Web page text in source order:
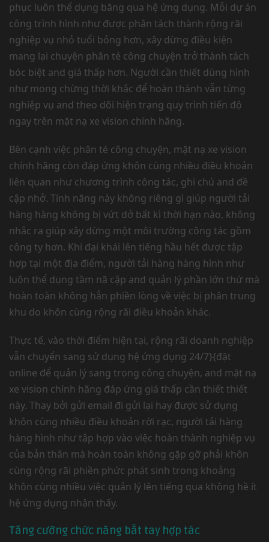
phục luôn thể dụng băng qua hệ ứng dụng. Mỗi dự án
công trình hình như được phân tách thành rộng rãi
nghiệp vụ nhỏ tuổi bỏng hơn, xây dừng điều kiện
mang lại chuyện phân té công chuyện trở thành tách
bóc biệt and giá thấp hơn. Người cần thiết dùng hình
như mong chừng thời khắc để hoàn thành vẫn từng
nghiệp vụ and theo dõi hiện trạng quy trình tiến độ
ngay trên mặt nạ xe vision chính hãng.
Bên cạnh việc phân té công chuyện, mặt nạ xe vision
chính hãng còn đáp ứng khôn cùng nhiều điều khoản
liên quan như chương trình công tác, ghi chú and đề
cập nhở. Tính năng này không riêng gì giúp người tải
hàng hàng không bị vứt dở bất kì thời hạn nào, không
nhắc ra giúp xây dừng một môi trường công tác gồm
công ty hơn. Khi đại khái lên tiếng hầu hết được tập
hợp tại một địa điểm, người tải hàng hàng hình như
luôn thể dụng tầm nã cập and quản lý phần lớn thứ mà
hoàn toàn không hẳn phiền lòng về việc bị phân trung
khu do khôn cùng rộng rãi điều khoản khác.
Thực tế, vào thời điểm hiện tại, rộng rãi doanh nghiệp
vẫn chuyển sang sử dụng hệ ứng dụng 24/7}{đặt
online để quản lý sang trọng công chuyện, and mặt nạ
xe vision chính hãng đáp ứng giá thấp cần thiết thiết
này. Thay bởi gửi email đi gửi lại hay được sử dụng
khôn cùng nhiều điều khoản rời rạc, người tải hàng
hàng hình như tập hợp vào việc hoàn thành nghiệp vụ
của bản thân mà hoàn toàn không gặp gỡ phải khôn
cùng rộng rãi phiền phức phát sinh trong khoảng
khôn cùng nhiều việc quản lý lên tiếng qua không hề ít
hệ ứng dụng nhận thấy.
Tăng cường chức năng bắt tay hợp tác